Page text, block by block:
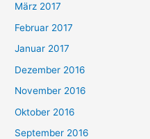
März 2017
Februar 2017
Januar 2017
Dezember 2016
November 2016
Oktober 2016
September 2016